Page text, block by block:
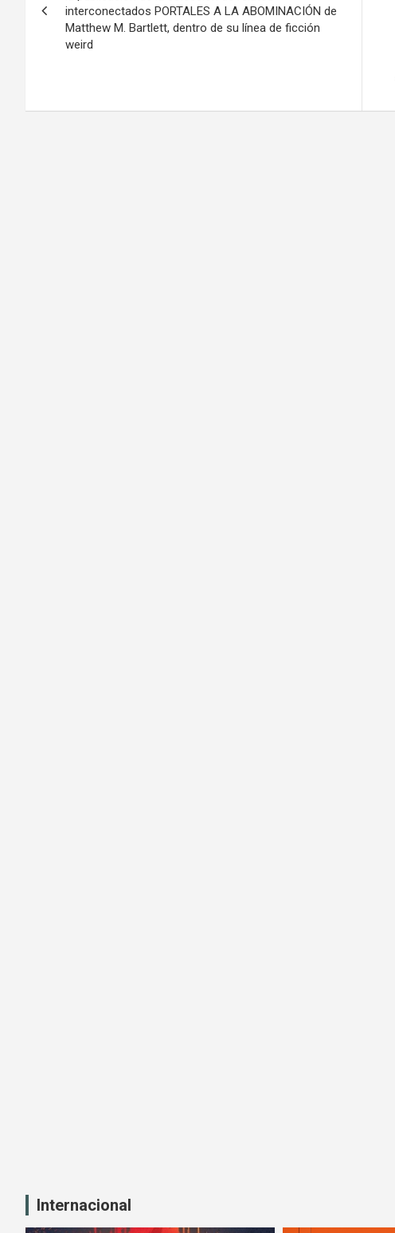
entradas
interconectados PORTALES A LA ABOMINACIÓN de
Matthew M. Bartlett, dentro de su línea de ficción
weird
Internacional